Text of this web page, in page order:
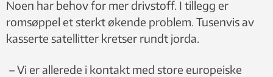
Schiaparelli EDM på Mars. Landingsprosedyrene ble utløst for
tidlig og Schiaparelli krasjlandet på Mars i 300 km/t.
av dem, Curiosity og Perseverance, er fortsatt operative. Kina
Noen har behov for mer drivstoff. I tillegg er
romsøppel et sterkt økende problem. Tusenvis av
kasserte satellitter kretser rundt jorda.
– Vi er allerede i kontakt med store europeiske